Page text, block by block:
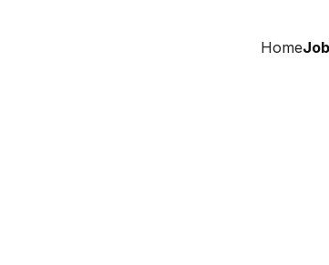
Home